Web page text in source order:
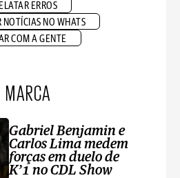
ERROS
NOTÍCIAS NO WHATS
COM A GENTE
MARCA
Gabriel Benjamin e
Carlos Lima medem
forças em duelo de
K’1 no CDL Show